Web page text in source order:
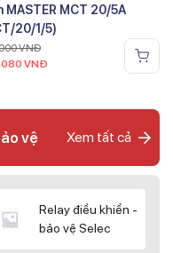
MASTER MCT 20/5A
20/1/5)
VNĐ
VNĐ
vệ Xem tất cả
Relay điều khiển -
bảo vệ Selec